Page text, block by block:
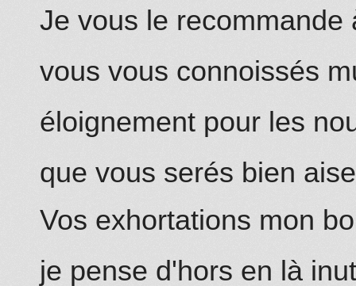
Je vous le recommande
vous vous connoissés
éloignement pour les
que vous serés bien
Vos exhortations mon
je pense d'hors en là